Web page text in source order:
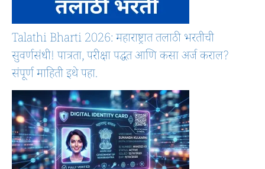
Talathi Bharti 2026: महाराष्ट्रात तलाठी भरतीची
सुवर्णसंधी! पात्रता, परीक्षा पद्धत आणि कसा अर्ज कराल?
संपूर्ण माहिती इथे पहा.